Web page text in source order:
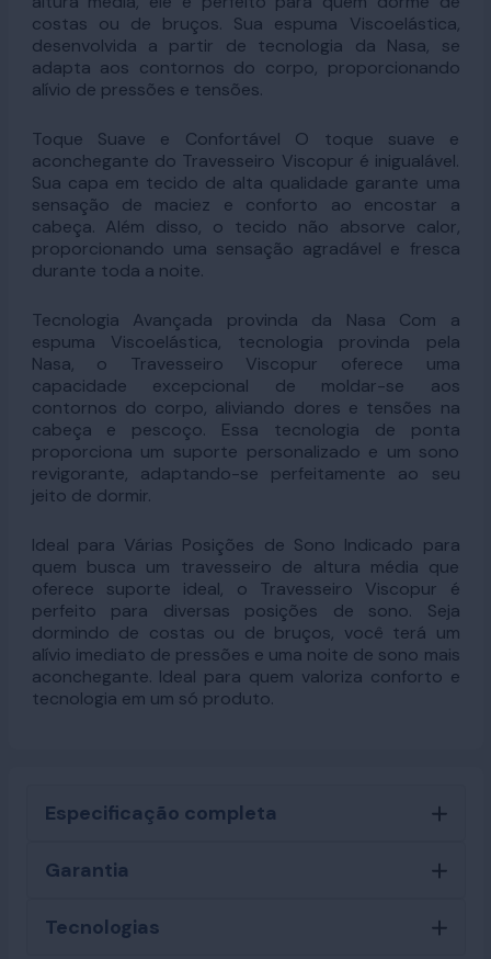
costas ou de bruços. Sua espuma Viscoelástica,
desenvolvida a partir de tecnologia da Nasa, se
adapta aos contornos do corpo, proporcionando
alívio de pressões e tensões.
Toque Suave e Confortável O toque suave e
aconchegante do Travesseiro Viscopur é inigualável.
Sua capa em tecido de alta qualidade garante uma
sensação de maciez e conforto ao encostar a
cabeça. Além disso, o tecido não absorve calor,
proporcionando uma sensação agradável e fresca
durante toda a noite.
Tecnologia Avançada provinda da Nasa Com a
espuma Viscoelástica, tecnologia provinda pela
Nasa, o Travesseiro Viscopur oferece uma
capacidade excepcional de moldar-se aos
contornos do corpo, aliviando dores e tensões na
cabeça e pescoço. Essa tecnologia de ponta
proporciona um suporte personalizado e um sono
revigorante, adaptando-se perfeitamente ao seu
jeito de dormir.
Ideal para Várias Posições de Sono Indicado para
quem busca um travesseiro de altura média que
oferece suporte ideal, o Travesseiro Viscopur é
perfeito para diversas posições de sono. Seja
dormindo de costas ou de bruços, você terá um
alívio imediato de pressões e uma noite de sono mais
aconchegante. Ideal para quem valoriza conforto e
tecnologia em um só produto.
Especificação completa
Garantia
Tecnologias